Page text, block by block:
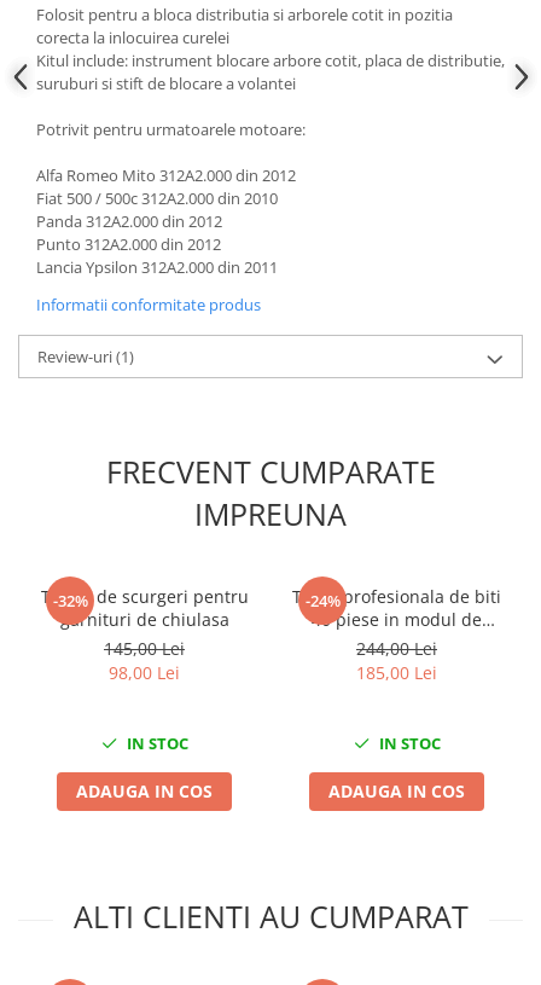
Scule fixare distributie
Alfa romeo
Audi
Chevrolet
Chrysler
Citroen
Dacia
Fiat
Ford
Jaguar
Jeep
Opel
Peugeot
Skoda
Suzuki
Scule pentru tinichigerie
Folosit pentru a bloca distributia si arborele cotit in pozitia
corecta la inlocuirea curelei
Kitul include: instrument blocare arbore cotit, placa de distributie,
suruburi si stift de blocare a volantei
Potrivit pentru urmatoarele motoare:
Alfa Romeo Mito 312A2.000 din 2012
Fiat 500 / 500c 312A2.000 din 2010
Panda 312A2.000 din 2012
Punto 312A2.000 din 2012
Lancia Ypsilon 312A2.000 din 2011
Informatii conformitate produs
Review-uri(1)
FRECVENT CUMPARATE
IMPREUNA
-32%
Tester de scurgeri pentru
garnituri de chiulasa
145,00 Lei
98,00 Lei
IN STOC
ADAUGA IN COS
-24%
Trusa profesionala de biti
40 piese in modul de
spuma
244,00 Lei
185,00 Lei
IN STOC
ADAUGA IN COS
ALTI CLIENTI AU CUMPARAT